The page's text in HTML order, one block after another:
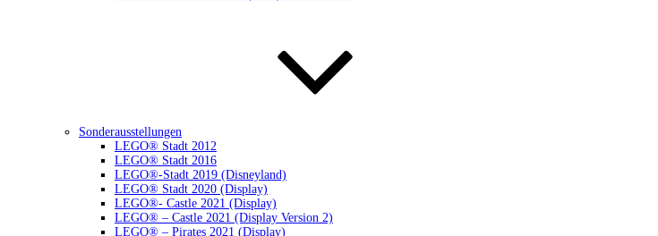
Sonderausstellungen
LEGO® Stadt 2012
LEGO® Stadt 2016
LEGO®-Stadt 2019 (Disneyland)
LEGO® Stadt 2020 (Display)
LEGO®- Castle 2021 (Display)
LEGO® – Castle 2021 (Display Version 2)
LEGO® – Pirates 2021 (Display)